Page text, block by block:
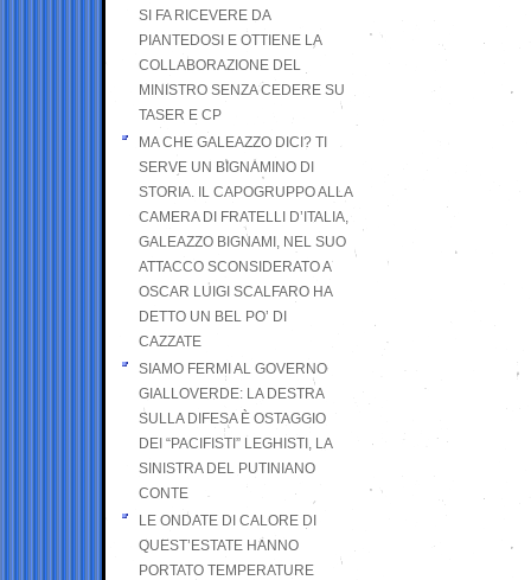
SI FA RICEVERE DA
PIANTEDOSI E OTTIENE LA
COLLABORAZIONE DEL
MINISTRO SENZA CEDERE SU
TASER E CP
MA CHE GALEAZZO DICI? TI
SERVE UN BIGNAMINO DI
STORIA. IL CAPOGRUPPO ALLA
CAMERA DI FRATELLI D’ITALIA,
GALEAZZO BIGNAMI, NEL SUO
ATTACCO SCONSIDERATO A
OSCAR LUIGI SCALFARO HA
DETTO UN BEL PO’ DI
CAZZATE
SIAMO FERMI AL GOVERNO
GIALLOVERDE: LA DESTRA
SULLA DIFESA È OSTAGGIO
DEI “PACIFISTI” LEGHISTI, LA
SINISTRA DEL PUTINIANO
CONTE
LE ONDATE DI CALORE DI
QUEST’ESTATE HANNO
PORTATO TEMPERATURE